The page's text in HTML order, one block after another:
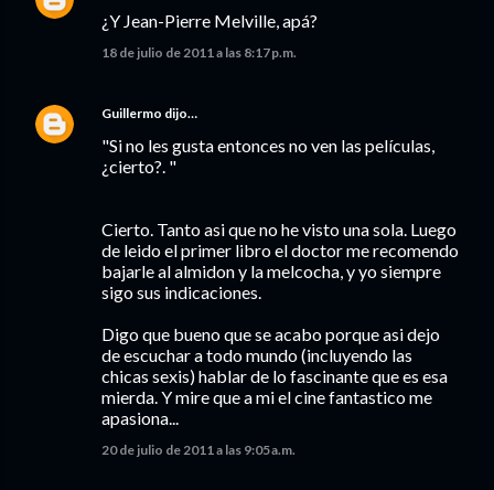
¿Y Jean-Pierre Melville, apá?
18 de julio de 2011 a las 8:17 p.m.
Guillermo dijo…
"Si no les gusta entonces no ven las películas,
¿cierto?. "
Cierto. Tanto asi que no he visto una sola. Luego
de leido el primer libro el doctor me recomendo
bajarle al almidon y la melcocha, y yo siempre
sigo sus indicaciones.
Digo que bueno que se acabo porque asi dejo
de escuchar a todo mundo (incluyendo las
chicas sexis) hablar de lo fascinante que es esa
mierda. Y mire que a mi el cine fantastico me
apasiona...
20 de julio de 2011 a las 9:05 a.m.